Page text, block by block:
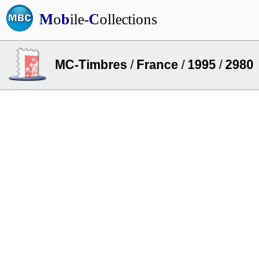
Mobile-Collections
MC-Timbres / France / 1995 /2980